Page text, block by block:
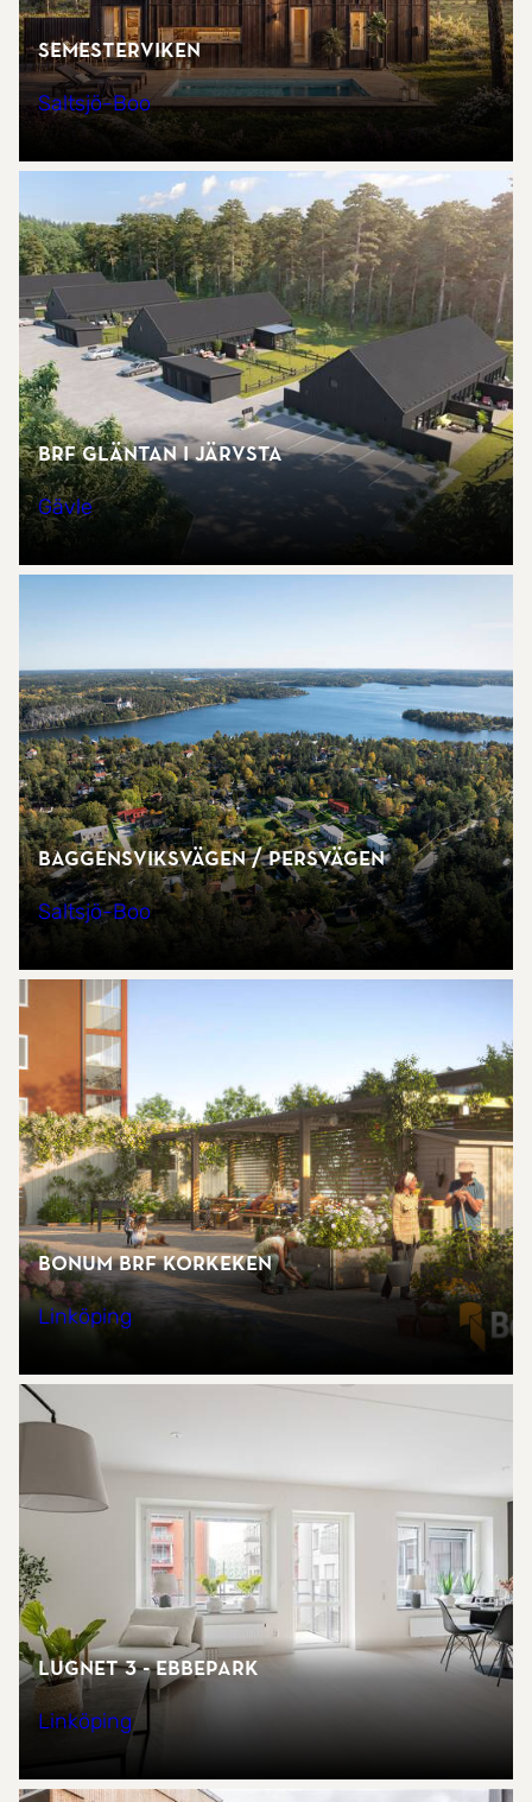
Semesterviken
Saltsjö-Boo
Brf Gläntan i Järvsta
Gävle
Baggensviksvägen / Persvägen
Saltsjö-Boo
Bonum Brf Korkeken
Linköping
Lugnet 3 - Ebbepark
Linköping